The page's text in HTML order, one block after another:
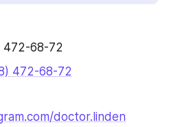
472-68-72
472-68-72
doctor.linden